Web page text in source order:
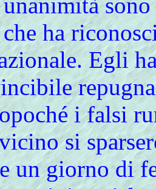
ha
Egli
i falsi
si
un giorno di